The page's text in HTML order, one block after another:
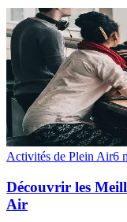
Activités de Plein Air6
Découvrir les
Air